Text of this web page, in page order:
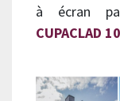
à écran
CUPACLAD